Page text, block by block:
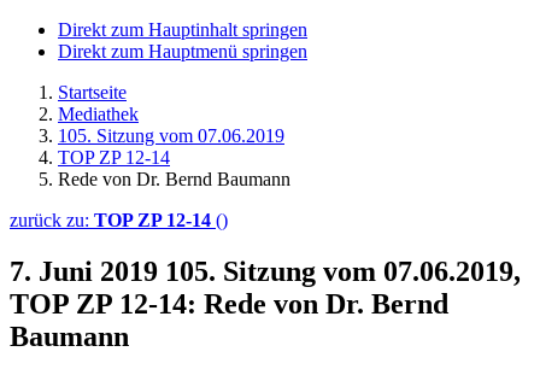
Direkt zum Hauptinhalt springen
Direkt zum Hauptmenü springen
Startseite
Mediathek
105. Sitzung vom 07.06.2019
TOP ZP 12-14
Rede von Dr. Bernd Baumann
zurück zu: TOP ZP 12-14 ()
7. Juni 2019 105. Sitzung vom 07.06.2019,
TOP ZP 12-14: Rede von Dr. Bernd
Baumann